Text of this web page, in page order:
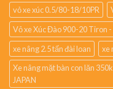
vỏ xe xúc 0.5/80-18/10PR
Vỏ xe Xúc Đào 900-20 Tiron
xe nâng 2.5 tấn đài loan
xe
Xe nâng mặt bàn con lăn
JAPAN